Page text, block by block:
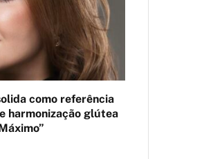
como referência
harmonização glútea